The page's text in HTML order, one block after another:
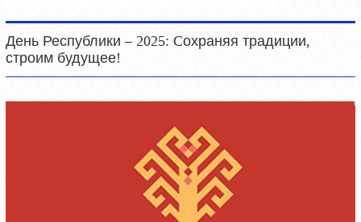
День Республики – 2025: Cохраняя традиции,
строим будущее!